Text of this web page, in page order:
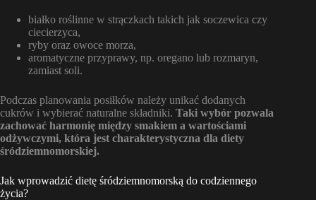
białko roślinne w strączkach takich jak soczewica czy
ciecierzyca,
ryby oraz owoce morza,
aromatyczne przyprawy, np. oregano lub rozmaryn,
zamiast soli.
Podczas planowania posiłków należy unikać dodanych
cukrów i wybierać naturalne składniki. Taki wybór pozwala
zachować harmonię między smakiem a wartościami
odżywczymi, która jest charakterystyczna dla diety
śródziemnomorskiej.
Jak wprowadzić dietę śródziemnomorską do codziennego
życia?